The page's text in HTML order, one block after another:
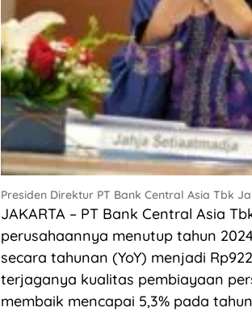
Presiden Direktur PT Bank Central Asia Tbk
JAKARTA – PT Bank Central Asia
perusahaannya menutup tahun
secara tahunan (YoY) menjadi
terjaganya kualitas pembiayaan
membaik mencapai 5,3% pada